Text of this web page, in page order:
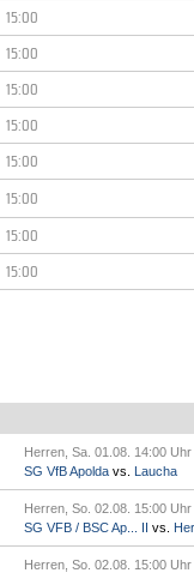
15:00
15:00
15:00
15:00
15:00
15:00
15:00
15:00
Herren, Sa. 01.08. 14:00 Uhr
SG VfB Apolda vs. Laucha
Herren, So. 02.08. 15:00 Uhr
SG VFB / BSC Ap... II vs.
Herren, So. 02.08. 15:00 Uhr